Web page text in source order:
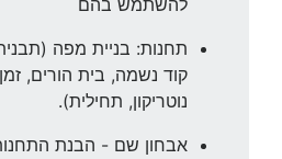
להשתמש בהם
תחנות: בניית מפה
קוד נשמה, בית הורים,
נוטריקון, תחילית).
אבחון שם - הבנת